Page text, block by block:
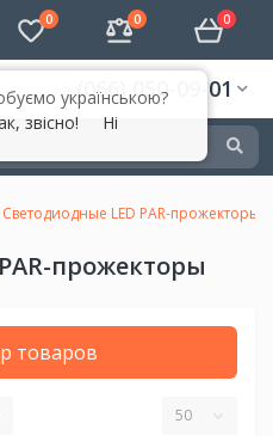
0 0 0
(066) 050-09-01
Светодиодные LED PAR-прожекторы
прожекторы
товаров
українською?
звісно!
Ні